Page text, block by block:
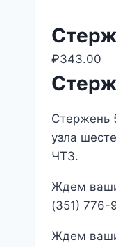
₽343.00
Стержень
узла
ЧТЗ.
Ждем
(351) 776-
Ждем